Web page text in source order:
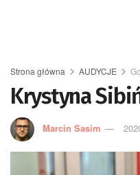
Strona główna AUDYCJE
Krystyna
Marcin Sasim